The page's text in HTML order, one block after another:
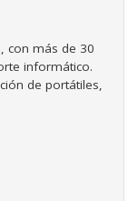
con más de 30
informático.
de portátiles,